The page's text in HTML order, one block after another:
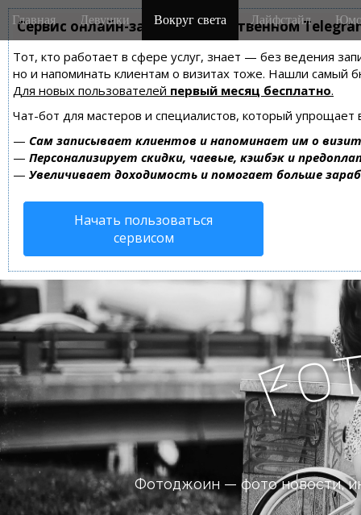
Сервис онлайн-записи на собственном
Тот, кто работает в сфере услуг, знает — без ведения
но и напоминать клиентам о визитах тоже. Нашли самый
Для новых пользователей первый месяц бесплатно.
Чат-бот для мастеров и специалистов, который упрощает
— Сам записывает клиентов и напоминает им о
— Персонализирует скидки, чаевые, кэшбэк и
— Увеличивает доходимость и помогает больше
Начать пользоваться
сервисом
M
a
n
m
e
n
u
i
Главная Девушки Вокруг света Лайфстайл
Fo
Фотоджоин — фото новости,